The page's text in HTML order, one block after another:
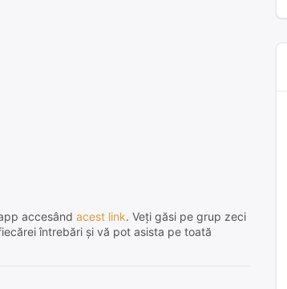
accesând acest link. Veți găsi pe grup zeci
întrebări și vă pot asista pe toată